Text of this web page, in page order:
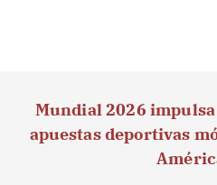
Mundial 2026 impulsa
apuestas deportivas